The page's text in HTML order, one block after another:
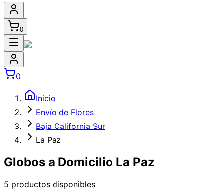
0
0
Inicio
Envío de Flores
Baja California Sur
La Paz
Globos a Domicilio La Paz
5 productos disponibles